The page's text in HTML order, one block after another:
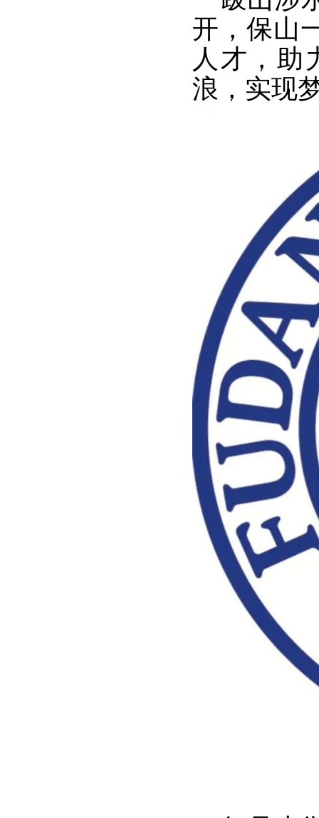
开，保山
人才，助
浪，实现